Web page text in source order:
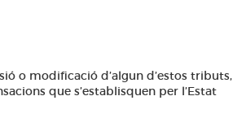
o modificació d’algun d’estos tributs,
que s’establisquen per l’Estat